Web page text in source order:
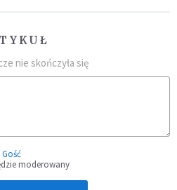
nie skończyła się
moderowany